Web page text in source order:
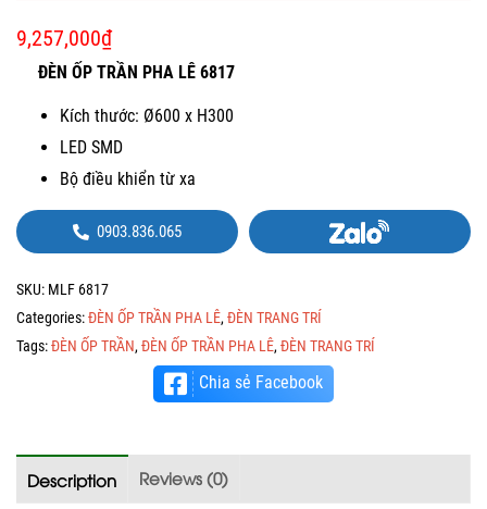
9,257,000₫
ĐÈN ỐP TRẦN PHA LÊ 6817
Kích thước: Ø600 x H300
LED SMD
Bộ điều khiển từ xa
0903.836.065
SKU: MLF 6817
Categories:ĐÈN ỐP TRẦN PHA LÊ, ĐÈN TRANG TRÍ
Tags:ĐÈN ỐP TRẦN, ĐÈN ỐP TRẦN PHA LÊ, ĐÈN TRANG TRÍ
Chia sẻ Facebook
Description Reviews (0)